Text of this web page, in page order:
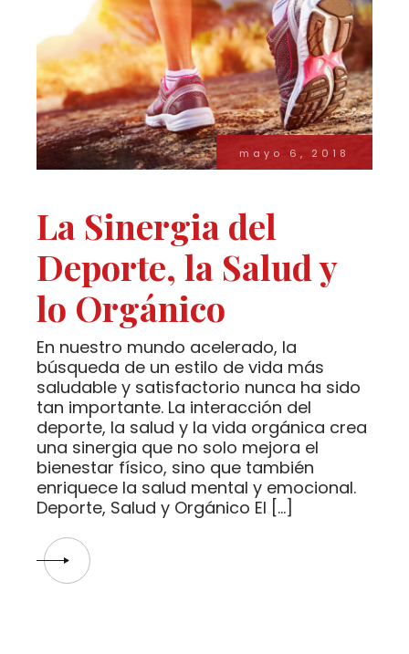
mayo 6, 2018
La Sinergia del
Deporte, la Salud y
lo Orgánico
En nuestro mundo acelerado, la
búsqueda de un estilo de vida más
saludable y satisfactorio nunca ha sido
tan importante. La interacción del
deporte, la salud y la vida orgánica crea
una sinergia que no solo mejora el
bienestar físico, sino que también
enriquece la salud mental y emocional.
Deporte, Salud y Orgánico El […]